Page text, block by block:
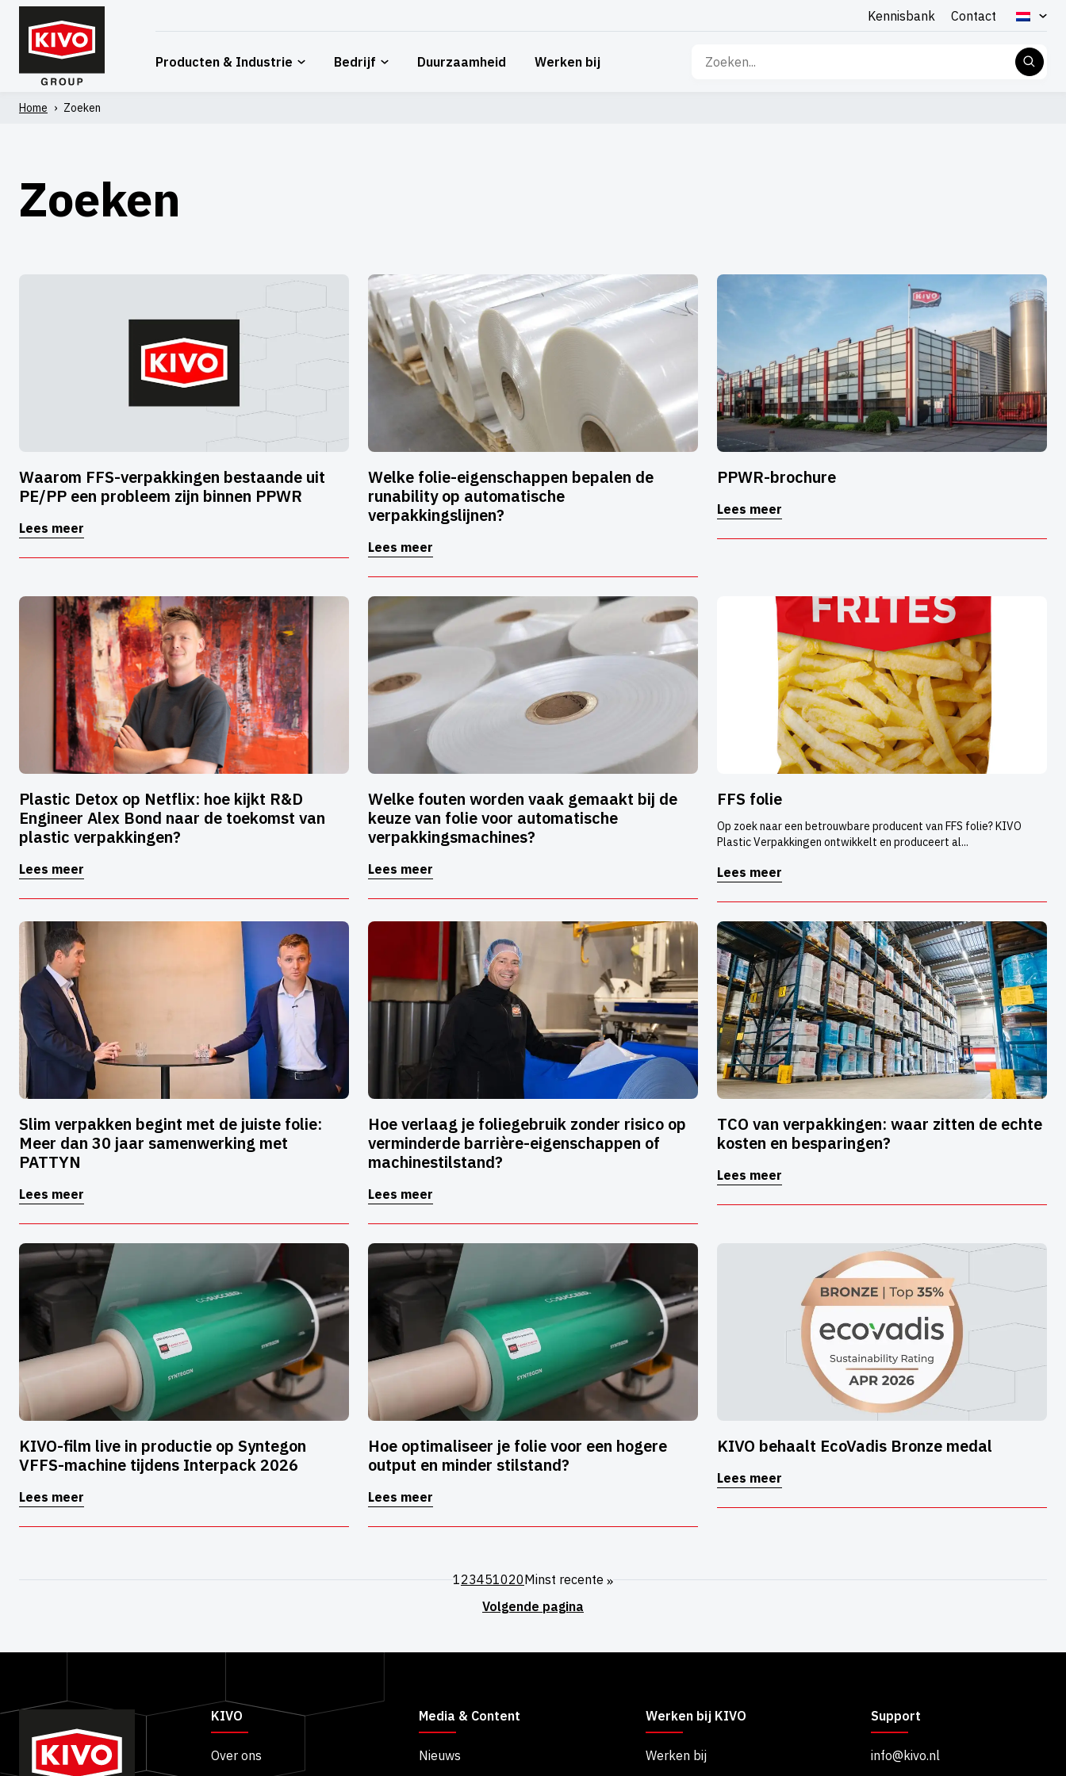
Overslaan
inhoud
Kennisbank Contact
Producten & Industrie Bedrijf Duurzaamheid Werken bij
Zoeken
Home › Zoeken
Zoeken
Waarom FFS-verpakkingen bestaande uit
PE/PP een probleem zijn binnen PPWR
Lees meer
Welke folie-eigenschappen bepalen de
runability op automatische
verpakkingslijnen?
Lees meer
PPWR-brochure
Lees meer
Plastic Detox op Netflix: hoe kijkt R&D
Engineer Alex Bond naar de toekomst van
plastic verpakkingen?
Lees meer
Welke fouten worden vaak gemaakt bij de
keuze van folie voor automatische
verpakkingsmachines?
Lees meer
FFS folie
Op zoek naar een betrouwbare producent van FFS folie? KIVO
Plastic Verpakkingen ontwikkelt en produceert al...
Lees meer
Slim verpakken begint met de juiste folie:
Meer dan 30 jaar samenwerking met
PATTYN
Lees meer
Hoe verlaag je foliegebruik zonder risico op
verminderde barrière-eigenschappen of
machinestilstand?
Lees meer
TCO van verpakkingen: waar zitten de echte
kosten en besparingen?
Lees meer
KIVO-film live in productie op Syntegon
VFFS-machine tijdens Interpack 2026
Lees meer
Hoe optimaliseer je folie voor een hogere
output en minder stilstand?
Lees meer
KIVO behaalt EcoVadis Bronze medal
Lees meer
123451020Minst recente »
KIVO
Over ons
Media & Content
Nieuws
Werken bij KIVO
Werken bij
Support
info@kivo.nl